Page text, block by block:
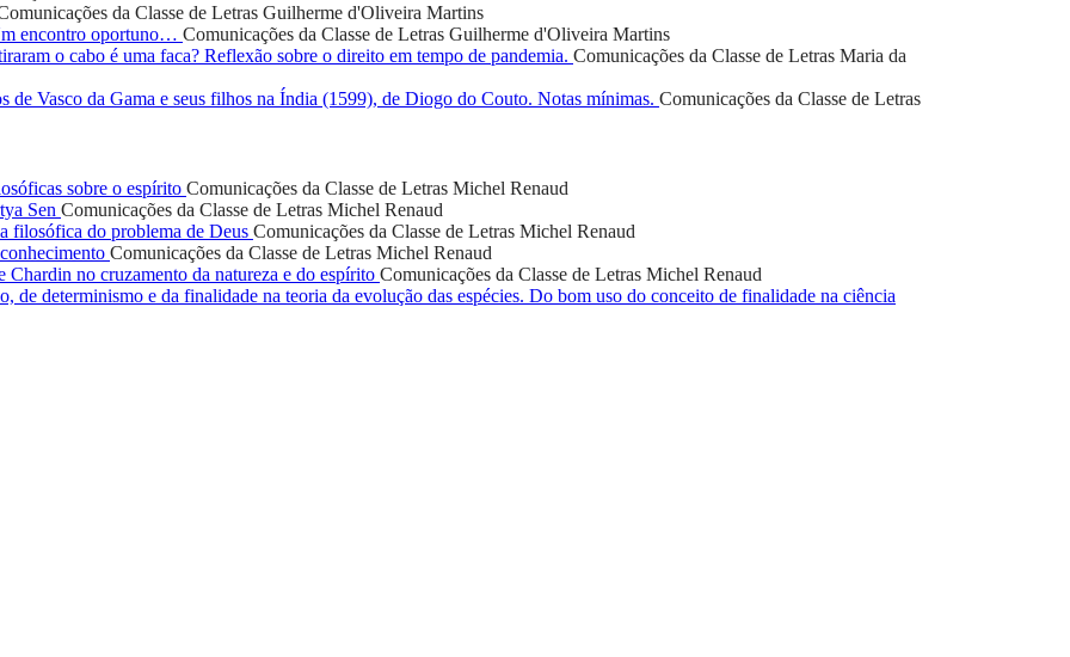
da Classe de Letras Guilherme d'Oliveira Martins
encontro oportuno… Comunicações da Classe de Letras Guilherme d'Oliveira Martins
o cabo é uma faca? Reflexão sobre o direito em tempo de pandemia. Comunicações da Classe de Letras Maria da
de Vasco da Gama e seus filhos na Índia (1599), de Diogo do Couto. Notas mínimas. Comunicações da Classe de Letras
sobre o espírito Comunicações da Classe de Letras Michel Renaud
Sen Comunicações da Classe de Letras Michel Renaud
filosófica do problema de Deus Comunicações da Classe de Letras Michel Renaud
Comunicações da Classe de Letras Michel Renaud
Chardin no cruzamento da natureza e do espírito Comunicações da Classe de Letras Michel Renaud
de determinismo e da finalidade na teoria da evolução das espécies. Do bom uso do conceito de finalidade na ciência